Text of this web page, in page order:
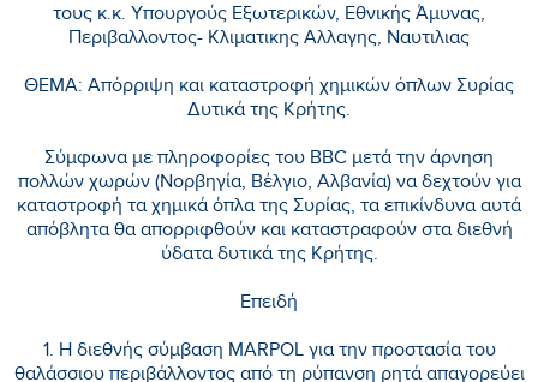
τους κ.κ. Υπουργούς Εξωτερικών, Εθνικής Άμυνας,
Περιβαλλοντος- Κλιματικης Αλλαγης, Ναυτιλιας
ΘΕΜΑ: Απόρριψη και καταστροφή χημικών όπλων Συρίας
Δυτικά της Κρήτης.
Σύμφωνα με πληροφορίες του BBC μετά την άρνηση
πολλών χωρών (Νορβηγία, Βέλγιο, Αλβανία) να δεχτούν για
καταστροφή τα χημικά όπλα της Συρίας, τα επικίνδυνα αυτά
απόβλητα θα απορριφθούν και καταστραφούν στα διεθνή
ύδατα δυτικά της Κρήτης.
Επειδή
1. Η διεθνής σύμβαση MARPOL για την προστασία του
θαλάσσιου περιβάλλοντος από τη ρύπανση ρητά απαγορεύει